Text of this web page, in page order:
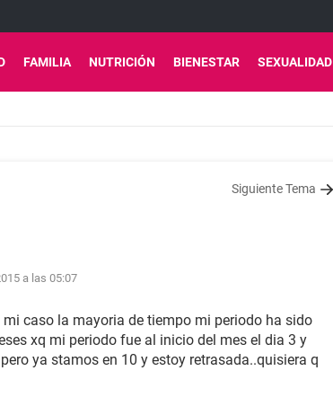
FAMILIA NUTRICIÓN BIENESTAR SEXUALIDAD
Siguiente Tema
a las 05:07
caso la mayoria de tiempo mi periodo ha sido
xq mi periodo fue al inicio del mes el dia 3 y
ya stamos en 10 y estoy retrasada..quisiera q